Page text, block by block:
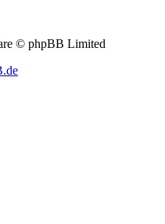
© phpBB Limited